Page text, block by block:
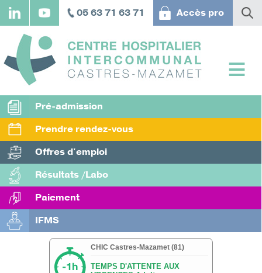
Aller
principal
05 63 71 63 71 Accès pro
Pré-admission
Prendre rendez-vous
Offres d'emploi
Résultats /Labo
Paiement
IFMS